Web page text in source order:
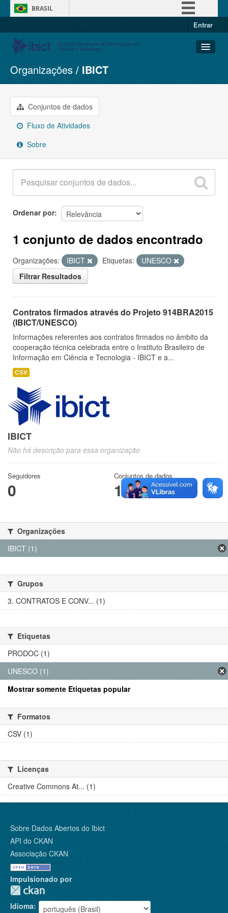
BRASIL
Entrar
Conjuntos de dados
Organizações
Grupos
Sobre
Organizações IBICT
Conjuntos de dados
Fluxo de Atividades
Sobre
Ordenar por
1 conjunto de dados encontrado
Organizações: IBICT Etiquetas:
UNESCO
Filtrar Resultados
Contratos firmados através do Projeto 914BRA2015
(IBICT/UNESCO)
Informações referentes aos contratos firmados no âmbito da
cooperação técnica celebrada entre o Instituto Brasileiro de
Informação em Ciência e Tecnologia - IBICT e a...
CSV
IBICT
Não há descrição para essa organização
Seguidores
0
Conjuntos de dados
1
Organizações
IBICT (1)
Grupos
3. CONTRATOS E CONV... (1)
Etiquetas
PRODOC (1)
UNESCO (1)
Mostrar somente Etiquetas popular
Formatos
CSV (1)
Licenças
Creative Commons At... (1)
Sobre Dados Abertos do Ibict
API do CKAN
Associação CKAN
Impulsionado por
Idioma